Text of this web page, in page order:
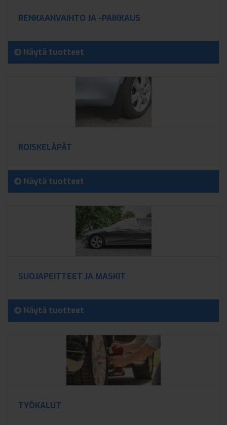
RENKAANVAIHTO JA -PAIKKAUS
Näytä tuotteet
ROISKELÄPÄT
Näytä tuotteet
SUOJAPEITTEET JA MASKIT
Näytä tuotteet
TYÖKALUT